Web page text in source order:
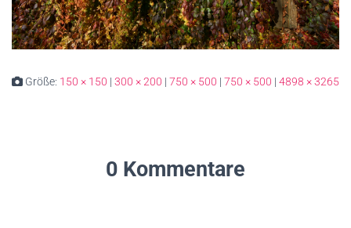
Größe: 150 × 150 | 300 × 200 | 750 × 500 | 750 × 500 | 4898 × 3265
0 Kommentare